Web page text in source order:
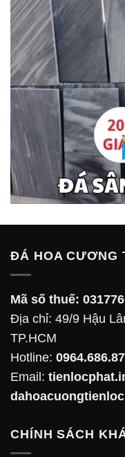
ĐÁ HOA CƯƠNG
Mã số thuế:
Địa chỉ: 49/9 Hậu
TP.HCM
Hotline:
Email:
CHÍNH SÁCH